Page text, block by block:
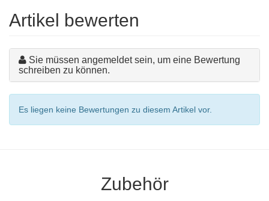
Artikel bewerten
Sie müssen angemeldet sein, um eine Bewertung
schreiben zu können.
Es liegen keine Bewertungen zu diesem Artikel vor.
Zubehör